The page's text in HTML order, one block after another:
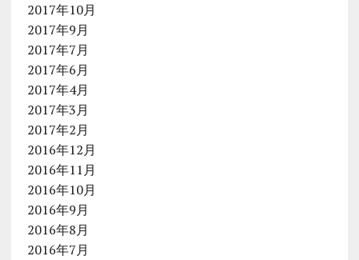
2017年10月
2017年9月
2017年7月
2017年6月
2017年4月
2017年3月
2017年2月
2016年12月
2016年11月
2016年10月
2016年9月
2016年8月
2016年7月